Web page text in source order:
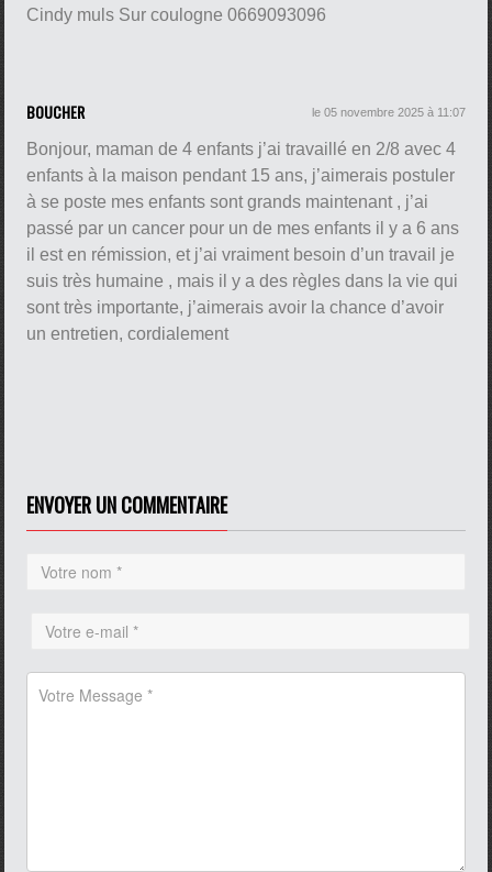
Cindy muls Sur coulogne 0669093096
BOUCHER le 05 novembre 2025 à 11:07
Bonjour, maman de 4 enfants j’ai travaillé en 2/8 avec 4
enfants à la maison pendant 15 ans, j’aimerais postuler
à se poste mes enfants sont grands maintenant , j’ai
passé par un cancer pour un de mes enfants il y a 6 ans
il est en rémission, et j’ai vraiment besoin d’un travail je
suis très humaine , mais il y a des règles dans la vie qui
sont très importante, j’aimerais avoir la chance d’avoir
un entretien, cordialement
ENVOYER UN COMMENTAIRE